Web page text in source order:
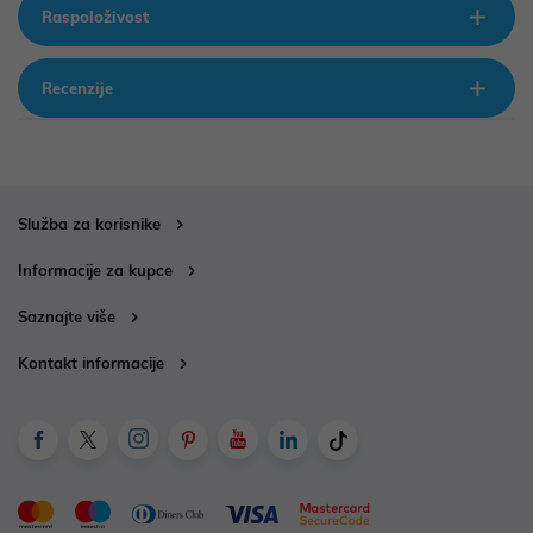
Raspoloživost
Recenzije
Služba za korisnike
Informacije za kupce
Saznajte više
Kontakt informacije